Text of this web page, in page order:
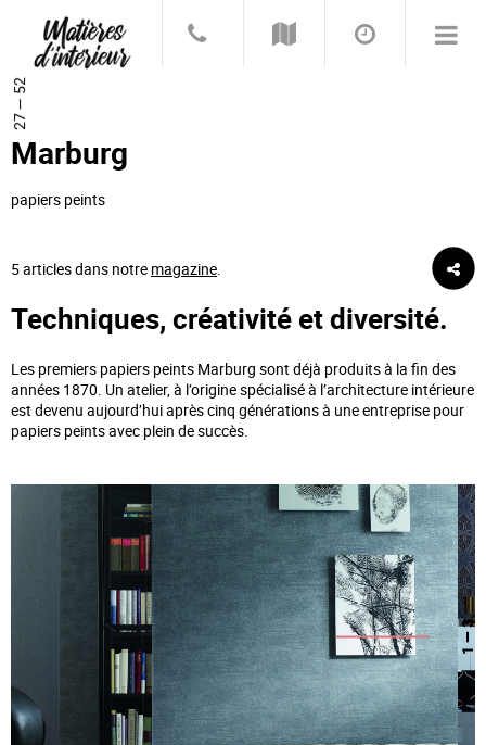
27 — 52
Marburg
papiers peints
5 articles dans notre magazine.
Techniques, créativité et diversité.
Les premiers papiers peints Marburg sont déjà produits à la fin des
années 1870. Un atelier, à l’origine spécialisé à l’architecture intérieure
est devenu aujourd’hui après cinq générations à une entreprise pour
papiers peints avec plein de succès.
1
— 3